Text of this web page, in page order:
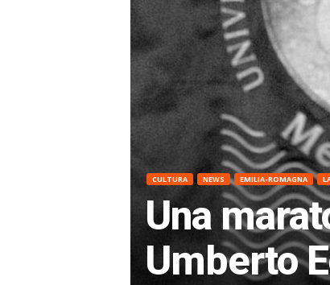
CULTURA NEWS EMILIA-ROMAGNA
Una
Umberto